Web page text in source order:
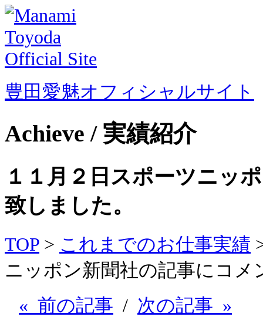
豊田愛魅オフィシャルサイト
Achieve / 実績紹介
１１月２日スポーツニッ
致しました。
TOP > これまでのお仕事実績
ニッポン新聞社の記事にコメ
« 前の記事 / 次の記事 »